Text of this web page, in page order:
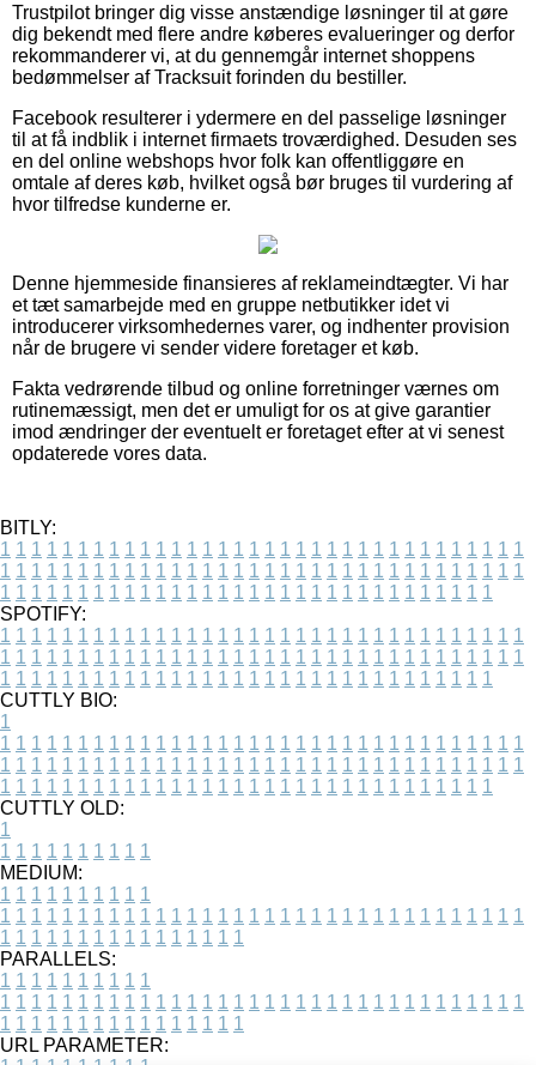
Trustpilot bringer dig visse anstændige løsninger til at gøre
dig bekendt med flere andre køberes evalueringer og derfor
rekommanderer vi, at du gennemgår internet shoppens
bedømmelser af Tracksuit forinden du bestiller.
Facebook resulterer i ydermere en del passelige løsninger
til at få indblik i internet firmaets troværdighed. Desuden ses
en del online webshops hvor folk kan offentliggøre en
omtale af deres køb, hvilket også bør bruges til vurdering af
hvor tilfredse kunderne er.
Denne hjemmeside finansieres af reklameindtægter. Vi har
et tæt samarbejde med en gruppe netbutikker idet vi
introducerer virksomhedernes varer, og indhenter provision
når de brugere vi sender videre foretager et køb.
Fakta vedrørende tilbud og online forretninger værnes om
rutinemæssigt, men det er umuligt for os at give garantier
imod ændringer der eventuelt er foretaget efter at vi senest
opdaterede vores data.
BITLY:
1 1 1 1 1 1 1 1 1 1 1 1 1 1 1 1 1 1 1 1 1 1 1 1 1 1 1 1 1 1 1 1 1 1
1 1 1 1 1 1 1 1 1 1 1 1 1 1 1 1 1 1 1 1 1 1 1 1 1 1 1 1 1 1 1 1 1 1
1 1 1 1 1 1 1 1 1 1 1 1 1 1 1 1 1 1 1 1 1 1 1 1 1 1 1 1 1 1 1 1
SPOTIFY:
1 1 1 1 1 1 1 1 1 1 1 1 1 1 1 1 1 1 1 1 1 1 1 1 1 1 1 1 1 1 1 1 1 1
1 1 1 1 1 1 1 1 1 1 1 1 1 1 1 1 1 1 1 1 1 1 1 1 1 1 1 1 1 1 1 1 1 1
1 1 1 1 1 1 1 1 1 1 1 1 1 1 1 1 1 1 1 1 1 1 1 1 1 1 1 1 1 1 1 1
CUTTLY BIO:
1
1 1 1 1 1 1 1 1 1 1 1 1 1 1 1 1 1 1 1 1 1 1 1 1 1 1 1 1 1 1 1 1 1 1
1 1 1 1 1 1 1 1 1 1 1 1 1 1 1 1 1 1 1 1 1 1 1 1 1 1 1 1 1 1 1 1 1 1
1 1 1 1 1 1 1 1 1 1 1 1 1 1 1 1 1 1 1 1 1 1 1 1 1 1 1 1 1 1 1 1
CUTTLY OLD:
1
1 1 1 1 1 1 1 1 1 1
MEDIUM:
1 1 1 1 1 1 1 1 1 1
1 1 1 1 1 1 1 1 1 1 1 1 1 1 1 1 1 1 1 1 1 1 1 1 1 1 1 1 1 1 1 1 1 1
1 1 1 1 1 1 1 1 1 1 1 1 1 1 1 1
PARALLELS:
1 1 1 1 1 1 1 1 1 1
1 1 1 1 1 1 1 1 1 1 1 1 1 1 1 1 1 1 1 1 1 1 1 1 1 1 1 1 1 1 1 1 1 1
1 1 1 1 1 1 1 1 1 1 1 1 1 1 1 1
URL PARAMETER: